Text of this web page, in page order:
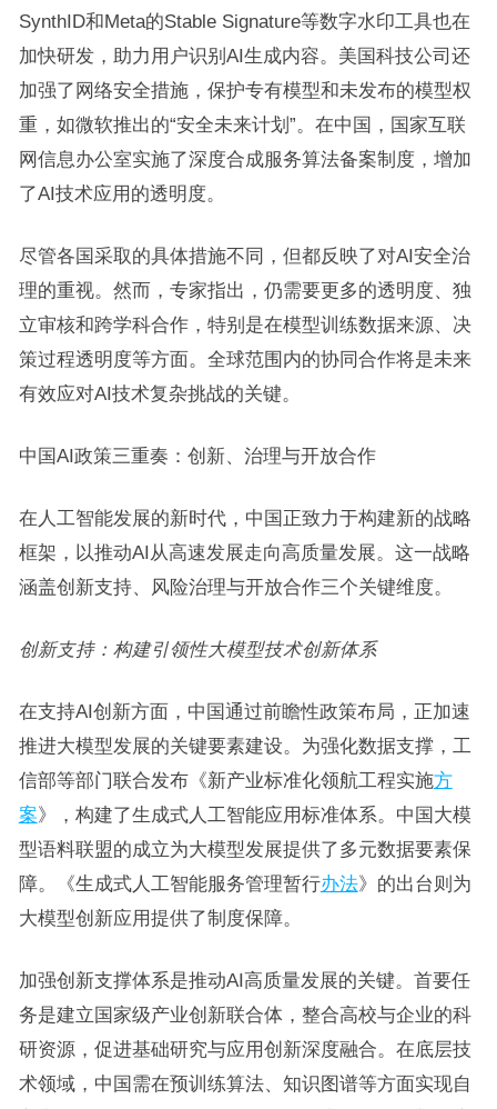
SynthID和Meta的Stable Signature等数字水印工具也在
加快研发，助力用户识别AI生成内容。美国科技公司还
加强了网络安全措施，保护专有模型和未发布的模型权
重，如微软推出的“安全未来计划”。在中国，国家互联
网信息办公室实施了深度合成服务算法备案制度，增加
了AI技术应用的透明度。
尽管各国采取的具体措施不同，但都反映了对AI安全治
理的重视。然而，专家指出，仍需要更多的透明度、独
立审核和跨学科合作，特别是在模型训练数据来源、决
策过程透明度等方面。全球范围内的协同合作将是未来
有效应对AI技术复杂挑战的关键。
中国AI政策三重奏：创新、治理与开放合作
在人工智能发展的新时代，中国正致力于构建新的战略
框架，以推动AI从高速发展走向高质量发展。这一战略
涵盖创新支持、风险治理与开放合作三个关键维度。
创新支持：构建引领性大模型技术创新体系
在支持AI创新方面，中国通过前瞻性政策布局，正加速
推进大模型发展的关键要素建设。为强化数据支撑，工
信部等部门联合发布《新产业标准化领航工程实施方
案》，构建了生成式人工智能应用标准体系。中国大模
型语料联盟的成立为大模型发展提供了多元数据要素保
障。《生成式人工智能服务管理暂行办法》的出台则为
大模型创新应用提供了制度保障。
加强创新支撑体系是推动AI高质量发展的关键。首要任
务是建立国家级产业创新联合体，整合高校与企业的科
研资源，促进基础研究与应用创新深度融合。在底层技
术领域，中国需在预训练算法、知识图谱等方面实现自